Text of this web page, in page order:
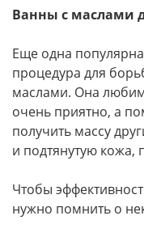
Ванны с маслами
Еще одна
процедура для
маслами. Она
очень приятно, а
получить массу
и подтянутую кожа,
Чтобы
нужно помнить о